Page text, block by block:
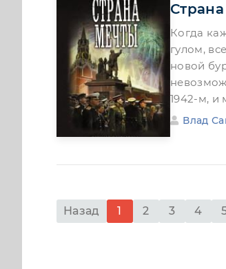
Когда
гулом,
новой
1942-м, и
Влад
Назад 1 2 3 4